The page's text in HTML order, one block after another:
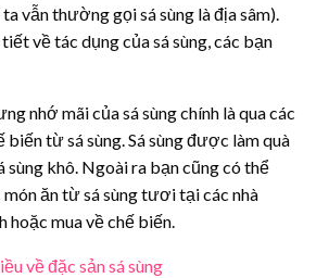
vẫn thường gọi sá sùng là địa sâm).
về tác dụng của sá sùng, các bạn
nhớ mãi của sá sùng chính là qua các
từ sá sùng. Sá sùng được làm quà
sùng khô. Ngoài ra bạn cũng có thể
ăn từ sá sùng tươi tại các nhà
hoặc mua về chế biến.
về đặc sản sá sùng